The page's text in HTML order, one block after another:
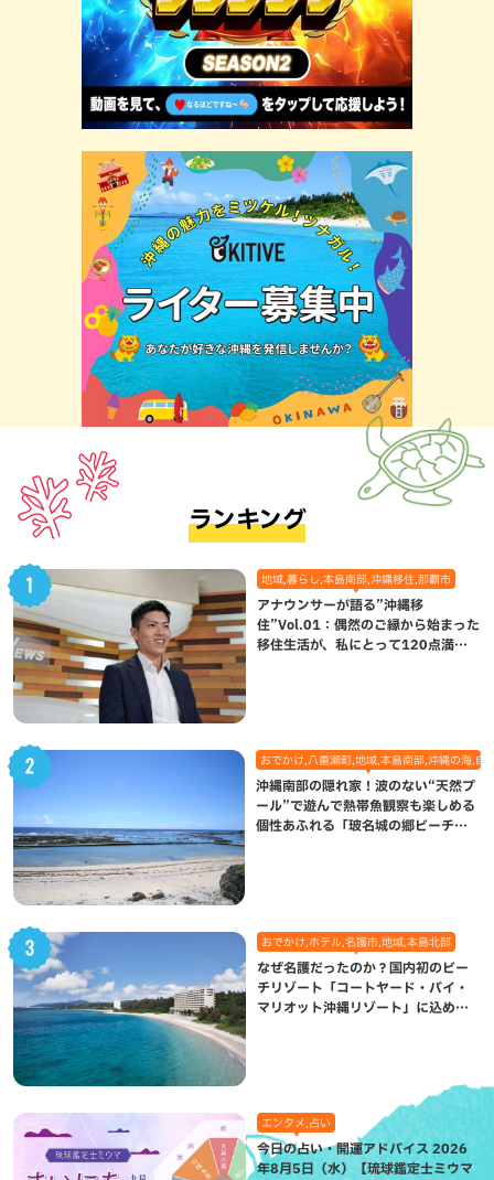
ランキング
地域,暮らし,本島南部,沖縄移住,那覇市
アナウンサーが語る”沖縄移
住”Vol.01：偶然のご縁から始まった
移住生活が、私にとって120点満点
おでかけ,八重瀬町,地域,本島南部,沖縄の海,自
沖縄南部の隠れ家！波のない“天然プ
ール”で遊んで熱帯魚観察も楽しめる
個性あふれる「玻名城の郷ビーチ」
おでかけ,ホテル,名護市,地域,本島北部
なぜ名護だったのか？国内初のビー
チリゾート「コートヤード・バイ・
マリオット沖縄リゾート」に込めら
エンタメ,占い
今日の占い・開運アドバイス 2026
年8月5日（水）【琉球鑑定士ミウマ